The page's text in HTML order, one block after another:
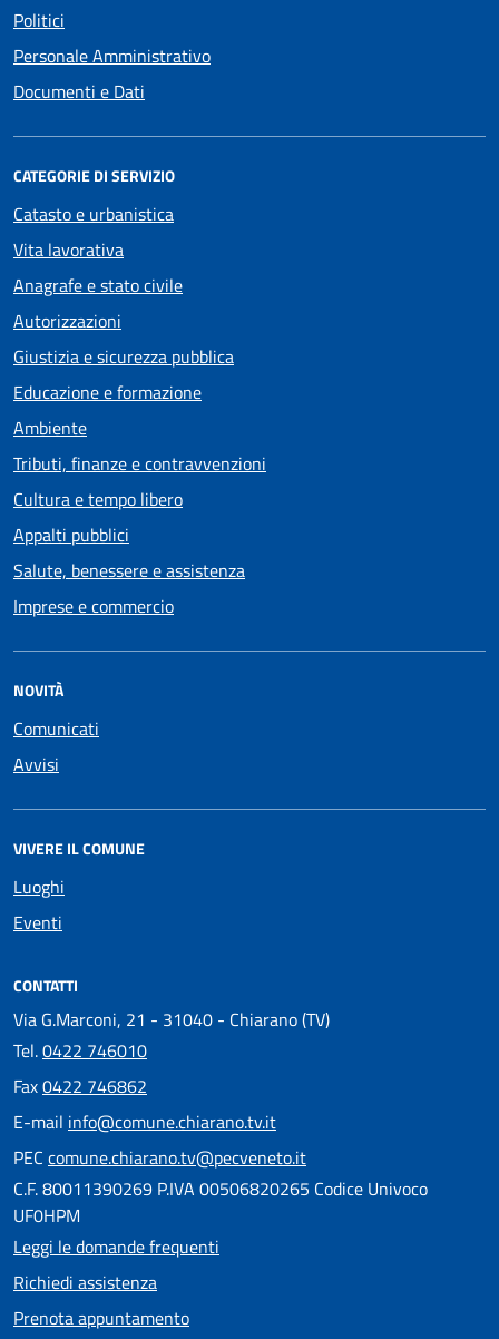
Politici
Personale Amministrativo
Documenti e Dati
CATEGORIE DI SERVIZIO
Catasto e urbanistica
Vita lavorativa
Anagrafe e stato civile
Autorizzazioni
Giustizia e sicurezza pubblica
Educazione e formazione
Ambiente
Tributi, finanze e contravvenzioni
Cultura e tempo libero
Appalti pubblici
Salute, benessere e assistenza
Imprese e commercio
NOVITÀ
Comunicati
Avvisi
VIVERE IL COMUNE
Luoghi
Eventi
CONTATTI
Via G.Marconi, 21 - 31040 - Chiarano (TV)
Tel.0422 746010
Fax0422 746862
E-mail info@comune.chiarano.tv.it
PEC comune.chiarano.tv@pecveneto.it
C.F. 80011390269 P.IVA 00506820265 Codice Univoco
UF0HPM
Leggi le domande frequenti
Richiedi assistenza
Prenota appuntamento